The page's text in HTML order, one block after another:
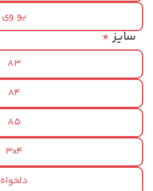
یو وی
*سایز
A3
A4
A5
3x4
دلخواه